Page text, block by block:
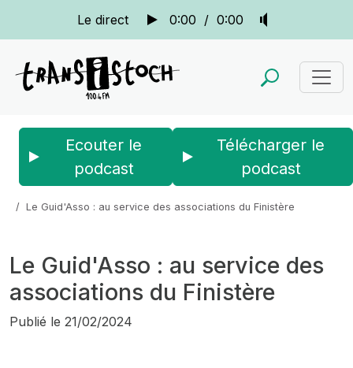
Le direct 0:00 / 0:00
Ecouter le
podcast
Télécharger le
podcast
Le Guid'Asso : au service des associations du Finistère
Le Guid'Asso : au service des
associations du Finistère
Publié le 21/02/2024